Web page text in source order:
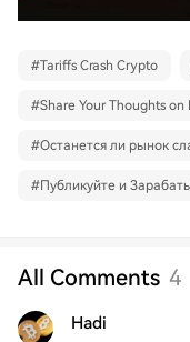
#Tariffs Crash Crypto
#Share Your Thoughts on
#Останется ли рынок
#Публикуйте и
All Comments 4
Hadi